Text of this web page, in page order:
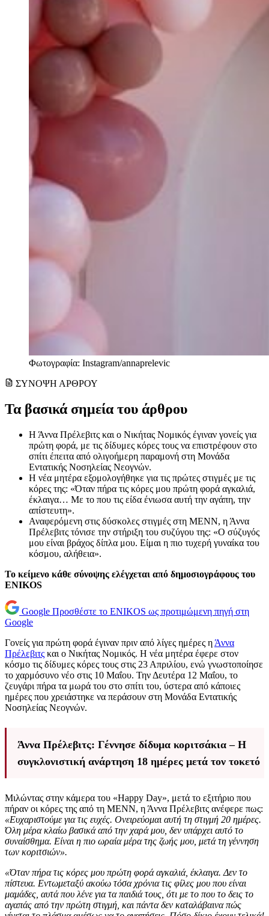
Φωτογραφία: Instagram/annaprelevic
ΣΥΝΟΨΗ ΑΡΘΡΟΥ
Τα βασικά σημεία του άρθρου
Η Άννα Πρέλεβιτς και ο Νικήτας Νομικός έγιναν γονείς για
πρώτη φορά, με τις δίδυμες κόρες τους να επιστρέφουν στο
σπίτι έπειτα από ολιγοήμερη παραμονή στη Μονάδα
Εντατικής Νοσηλείας Νεογνών.
Η νέα μητέρα εξομολογήθηκε για τις πρώτες στιγμές με τις
κόρες της: «Όταν πήρα τις κόρες μου πρώτη φορά αγκαλιά,
έκλαιγα… Με το που τις είδα ένιωσα αυτή την αγάπη, την
απίστευτη».
Αναφερόμενη στις δύσκολες στιγμές στη ΜΕΝΝ, η Άννα
Πρέλεβιτς τόνισε την στήριξη του συζύγου της: «Ο σύζυγός
μου είναι βράχος δίπλα μου. Είμαι η πιο τυχερή γυναίκα του
κόσμου, αλήθεια».
Το κείμενο κάθε σύνοψης ελέγχεται από δημοσιογράφους του
ENIKOS
Google Προσθέστε το ENIKOS ως προτιμώμενη πηγή στη
Google
Γονείς για πρώτη φορά έγιναν πριν από λίγες ημέρες η Άννα
Πρέλεβιτς και ο Νικήτας Νομικός. Η νέα μητέρα έφερε στον
κόσμο τις δίδυμες κόρες τους στις 23 Απριλίου, ενώ γνωστοποίησε
το χαρμόσυνο νέο στις 10 Μαΐου. Την Δευτέρα 12 Μαΐου, το
ζευγάρι πήρα τα μωρά του στο σπίτι του, ύστερα από κάποιες
ημέρες που χρειάστηκε να περάσουν στη Μονάδα Εντατικής
Νοσηλείας Νεογνών.
Άννα Πρέλεβιτς: Γέννησε δίδυμα κοριτσάκια – Η
συγκλονιστική ανάρτηση 18 ημέρες μετά τον τοκετό
Μιλώντας στην κάμερα του «Happy Day», μετά το εξιτήριο που
πήραν οι κόρες της από τη ΜΕΝΝ, η Άννα Πρέλεβιτς ανέφερε πως:
«Ευχαριστούμε για τις ευχές. Ονειρεύομαι αυτή τη στιγμή 20 ημέρες.
Όλη μέρα κλαίω βασικά από την χαρά μου, δεν υπάρχει αυτό το
συναίσθημα. Είναι η πιο ωραία μέρα της ζωής μου, μετά τη γέννηση
των κοριτσιών».
«Όταν πήρα τις κόρες μου πρώτη φορά αγκαλιά, έκλαιγα. Δεν το
πίστευα. Εντωμεταξύ ακούω τόσα χρόνια τις φίλες μου που είναι
μαμάδες, αυτά που λένε για τα παιδιά τους, ότι με το που το δεις το
αγαπάς από την πρώτη στιγμή, και πάντα δεν καταλάβαινα πώς